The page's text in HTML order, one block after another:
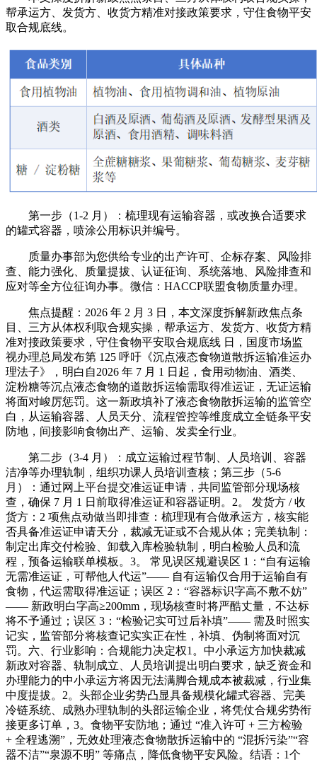
帮承运方、发货方、收货方精准对接政策要求，守住食物平安
取合规底线。
第一步（1-2 月）：梳理现有运输容器，或改换合适要求
的罐式容器，喷涂公用标识并编号。
质量办事部为您供给专业的出产许可、企标存案、风险排
查、能力强化、质量提拔、认证征询、系统落地、风险排查和
应对等全方位征询办事。微信：HACCP联盟食物质量办理。
焦点提醒：2026 年 2 月 3 日，本文深度拆解新政焦点条
目、三方从体权利取合规实操，帮承运方、发货方、收货方精
准对接政策要求，守住食物平安取合规底线 日，国度市场监
视办理总局发布第 125 呼吁《沉点液态食物道散拆运输准运办
理法子》，明白自2026 年 7 月 1 日起，食用动物油、酒类、
淀粉糖等沉点液态食物的道散拆运输需取得准运证，无证运输
将面对峻厉惩罚。这一新政填补了液态食物散拆运输的监管空
白，从运输容器、人员天分、流程管控等维度成立全链条平安
防地，间接影响食物出产、运输、发卖全行业。
第二步（3-4 月）：成立运输过程节制、人员培训、容器
洁净等办理轨制，组织功课人员培训查核；第三步（5-6
月）：通过网上平台提交准运证申请，共同监管部分现场核
查，确保 7 月 1 日前取得准运证和容器证明。2。 发货方 / 收
货方：2 项焦点动做当即排查：梳理现有合做承运方，核实能
否具备准运证申请天分，裁减无证或不合规从体；完美轨制：
制定出库交付检验、卸载入库检验轨制，明白检验人员和流
程，预备运输联单模板。3。 常见误区规避误区 1：“自有运输
无需准运证，可帮他人代运”—— 自有运输仅合用于运输自有
食物，代运需取得准运证；误区 2：“容器标识字高不敷不妨”
—— 新政明白字高≥200mm，现场核查时将严酷丈量，不达标
将不予通过；误区 3：“检验记实可过后补填”—— 需及时照实
记实，监管部分将核查记实实正在性，补填、伪制将面对沉
罚。六、行业影响：合规能力决定权1。中小承运方加快裁减
新政对容器、轨制成立、人员培训提出明白要求，缺乏资金和
办理能力的中小承运方将因无法满脚合规成本被裁减，行业集
中度提拔。2。头部企业劣势凸显具备规模化罐式容器、完美
冷链系统、成熟办理轨制的头部运输企业，将凭仗合规劣势衔
接更多订单，3。食物平安防地；通过 “准入许可 + 三方检验
+ 全程逃溯”，无效处理液态食物散拆运输中的 “混拆污染”“容
器不洁”“泉源不明” 等痛点，降低食物平安风险。结语：1个